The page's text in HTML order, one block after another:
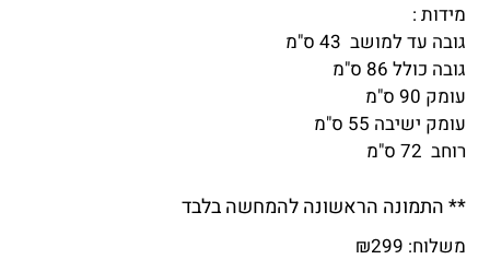
מידות :
גובה עד למושב 43 ס"מ
גובה כולל 86 ס"מ
עומק 90 ס"מ
עומק ישיבה 55 ס"מ
רוחב 72 ס"מ
** התמונה הראשונה להמחשה בלבד
משלוח: ₪299